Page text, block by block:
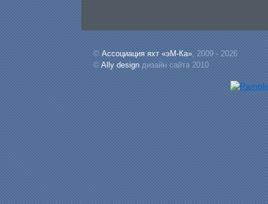
©Ассоциация яхт «эМ-Ка», 2009 - 2026
©Ally designдизайн сайта 2010